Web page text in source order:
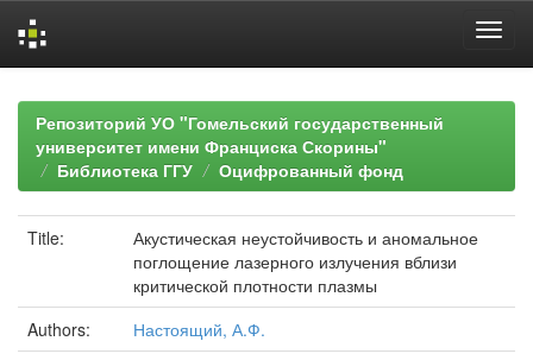
navigationРепозиторий УО "Гомельский государственный
университет имени Франциска Скорины"
Библиотека ГГУ
Оцифрованный фонд
Title:
Акустическая неустойчивость и аномальное
поглощение лазерного излучения вблизи
критической плотности плазмы
Authors:
Настоящий, А.Ф.